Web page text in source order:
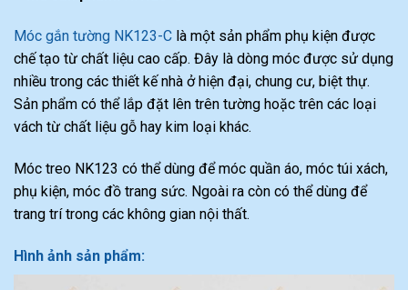
Móc gắn tường NK123-C là một sản phẩm phụ kiện được
chế tạo từ chất liệu cao cấp. Đây là dòng móc được sử dụng
nhiều trong các thiết kế nhà ở hiện đại, chung cư, biệt thự.
Sản phẩm có thể lắp đặt lên trên tường hoặc trên các loại
vách từ chất liệu gỗ hay kim loại khác.
Móc treo NK123 có thể dùng để móc quần áo, móc túi xách,
phụ kiện, móc đồ trang sức. Ngoài ra còn có thể dùng để
trang trí trong các không gian nội thất.
Hình ảnh sản phẩm: